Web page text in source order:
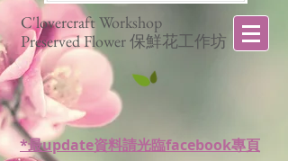
C'lovercraft Workshop
Preserved Flower 保鮮花工作坊
*最update資料請光臨facebook專頁